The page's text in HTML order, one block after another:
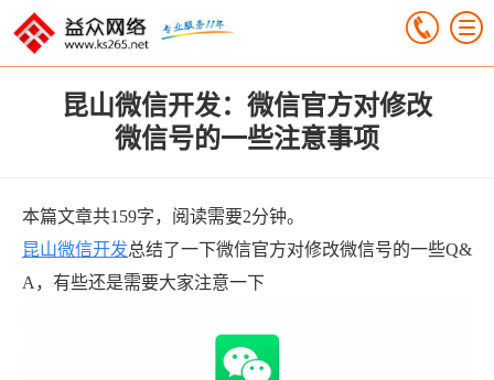
昆山微信开发：微信官方对修改
微信号的一些注意事项
本篇文章共159字，阅读需要2分钟。
昆山微信开发总结了一下微信官方对修改微信号的一些Q&
A，有些还是需要大家注意一下